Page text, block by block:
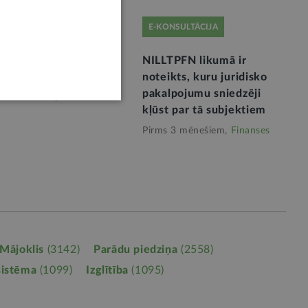
E-KONSULTĀCIJA
NILLTPFN likumā ir
noteikts, kuru juridisko
pakalpojumu sniedzēji
kļūst par tā subjektiem
Pirms 3 mēnešiem, Finanses
Mājoklis (3142) Parādu piedziņa (2558)
(1099) Izglītība (1095)